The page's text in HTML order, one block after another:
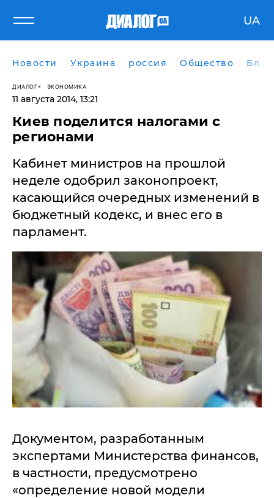
UA
Новости Украина россия Общество
ДИАЛОГ ЭКОНОМИКА
11 августа 2014, 13:21
​Киев поделится налогами с
регионами
Кабинет министров на прошлой
неделе одобрил законопроект,
касающийся очередных изменений в
бюджетный кодекс, и внес его в
парламент.
Документом, разработанным
экспертами Министерства финансов,
в частности, предусмотрено
«определение новой модели